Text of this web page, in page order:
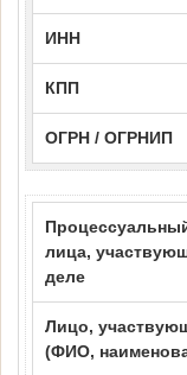
ИНН
КПП
ОГРН / ОГРНИП
лица,
деле
Лицо,
(ФИО,